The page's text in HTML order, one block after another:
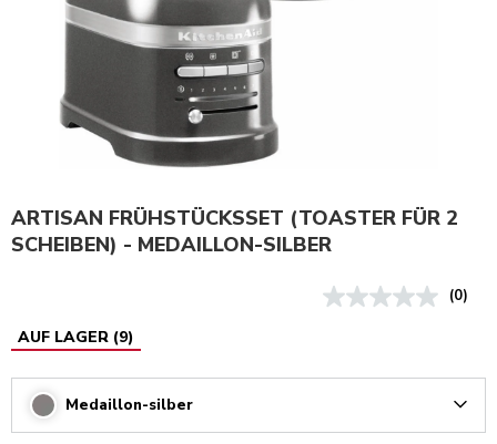
ARTISAN FRÜHSTÜCKSSET (TOASTER FÜR 2
SCHEIBEN) - MEDAILLON-SILBER
(0)
AUF LAGER (9)
Medaillon-silber